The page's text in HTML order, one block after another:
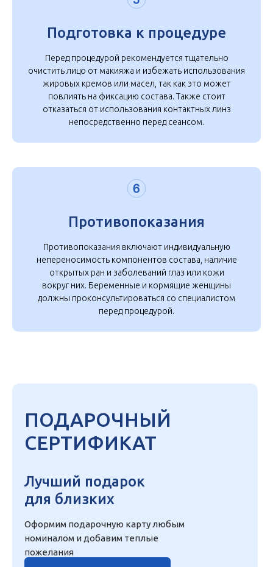
Подготовка к процедуре
Перед процедурой рекомендуется тщательно
очистить лицо от макияжа и избежать использования
жировых кремов или масел, так как это может
повлиять на фиксацию состава. Также стоит
отказаться от использования контактных линз
непосредственно перед сеансом.
Противопоказания
Противопоказания включают индивидуальную
непереносимость компонентов состава, наличие
открытых ран и заболеваний глаз или кожи
вокруг них. Беременные и кормящие женщины
должны проконсультироваться со специалистом
перед процедурой.
ПОДАРОЧНЫЙ
СЕРТИФИКАТ
Лучший подарок
для близких
Оформим подарочную карту любым
номиналом и добавим теплые
пожелания